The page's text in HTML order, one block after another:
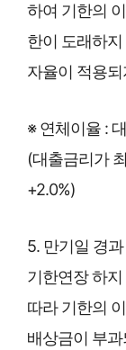
하여 기한의
한이 도래하
자율이 적용
※ 연체이율 :
(대출금리가
+2.0%)
5. 만기일 경
기한연장 하
따라 기한의
배상금이 부